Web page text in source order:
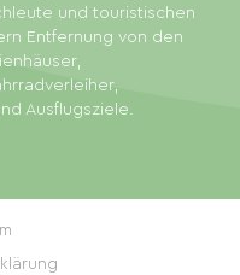
und touristischen
Entfernung von den
Ausflugsziele.